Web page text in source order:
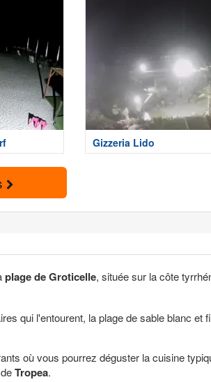
Gizzeria Lido
plage de Groticelle, située sur la côte
qui l'entourent, la plage de sable blanc et
où vous pourrez déguster la cuisine
Tropea.